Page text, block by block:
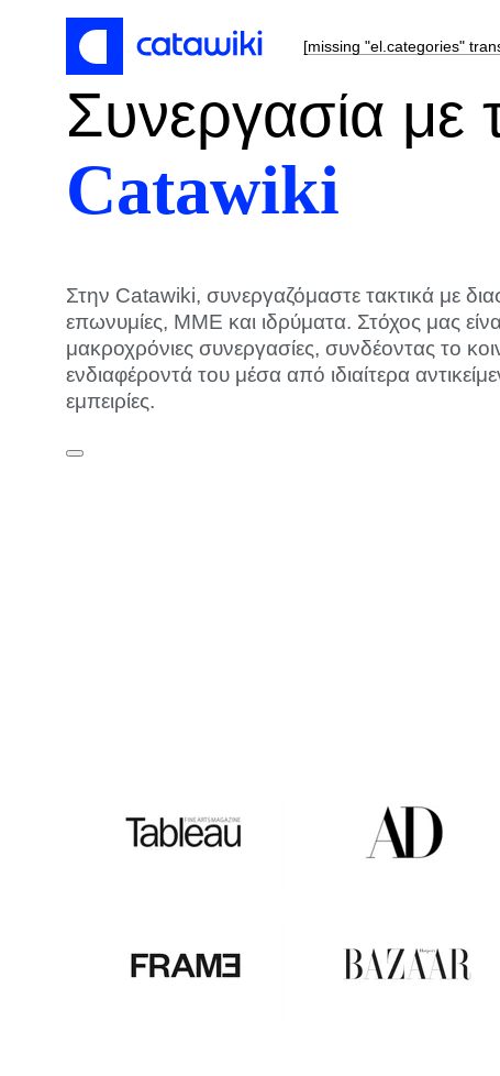
[missing "el.categories"
Συνεργασία με
Catawiki
Στην Catawiki, συνεργαζόμαστε τακτικά με
επωνυμίες, ΜΜΕ και ιδρύματα. Στόχος μας
μακροχρόνιες συνεργασίες, συνδέοντας το
ενδιαφέροντά του μέσα από ιδιαίτερα
εμπειρίες.